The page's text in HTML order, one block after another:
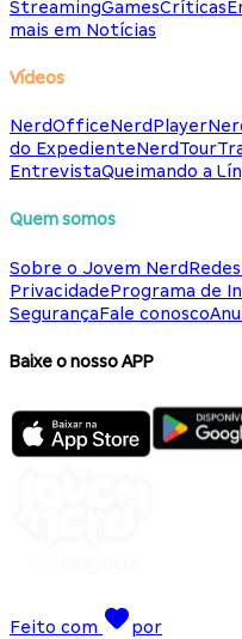
StreamingGamesCríticas
mais em Notícias
Vídeos
NerdOfficeNerdPlayer
do ExpedienteNerdTour
EntrevistaQueimando a
Quem somos
Sobre o Jovem Nerd
PrivacidadePrograma de
SegurançaFale conosco
Baixe o nosso APP
Feito com
por